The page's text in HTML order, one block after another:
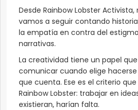
Desde Rainbow Lobster Activista,
vamos a seguir contando
la empatía en contra del
narrativas.
La creatividad tiene un papel
comunicar cuando elige
que cuenta. Ese es el criterio
Rainbow Lobster: trabajar en
existieran, harían falta.